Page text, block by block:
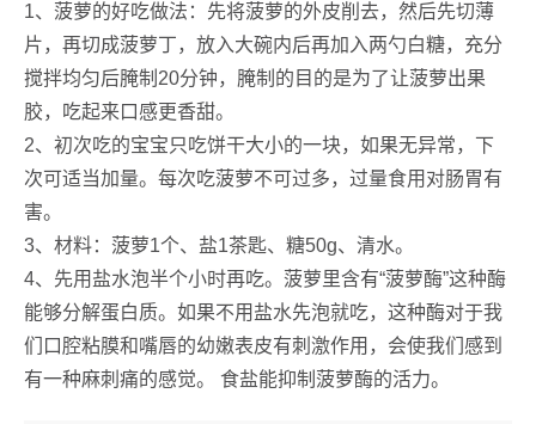
1、菠萝的好吃做法：先将菠萝的外皮削去，然后先切薄
片，再切成菠萝丁，放入大碗内后再加入两勺白糖，充分
搅拌均匀后腌制20分钟，腌制的目的是为了让菠萝出果
胶，吃起来口感更香甜。
2、初次吃的宝宝只吃饼干大小的一块，如果无异常，下
次可适当加量。每次吃菠萝不可过多，过量食用对肠胃有
害。
3、材料：菠萝1个、盐1茶匙、糖50g、清水。
4、先用盐水泡半个小时再吃。菠萝里含有“菠萝酶”这种酶
能够分解蛋白质。如果不用盐水先泡就吃，这种酶对于我
们口腔粘膜和嘴唇的幼嫩表皮有刺激作用，会使我们感到
有一种麻刺痛的感觉。 食盐能抑制菠萝酶的活力。